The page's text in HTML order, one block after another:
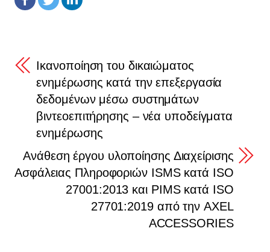
Ικανοποίηση του δικαιώματος
ενημέρωσης κατά την επεξεργασία
δεδομένων μέσω συστημάτων
βιντεοεπιτήρησης – νέα υποδείγματα
ενημέρωσης
Ανάθεση έργου υλοποίησης Διαχείρισης
Ασφάλειας Πληροφοριών ISMS κατά ISO
27001:2013 και PIMS κατά ISO
27701:2019 από την AXEL
ACCESSORIES